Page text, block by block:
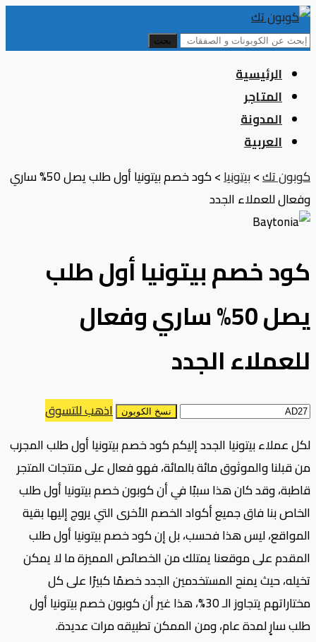
بحث
Skip
content
الرئيسية
المتاجر
المدونة
العربية
كوبون تك>بيتونيا>
كود خصم بيتونيا أول طلب يصل 50% ساري
وفعال للعملاء الجدد
كود خصم بيتونيا أول طلب
يصل 50% ساري وفعال
للعملاء الجدد
نسخ الكوبون
اذهب للتسوق
لكل عملاء بيتونيا الجدد إليكم كود خصم بيتونيا أول طلب المجرب
من قبلنا والموثوق مائة بالمائة، فهو فعال على منتجات المتجر
قاطبة، وقد كان هذا سببًا في أن كوبون خصم بيتونيا أول طلب
الخاص بنا فاق جميع أكواد الخصم الأخرى التي يروج إليها بقية
المواقع، ليس هذا فحسب، بل إن كود خصم بيتونيا أول طلب
المقدم على موقعنا يمتلك من الخصائص المميزة ما لا يمكن
تخيله، حيث يمنح المستخدمين الجدد خصمًا كبيرًا على كل
مختاراتهم يتجاوز الـ 30%، هذا غير أن كوبون خصم بيتونيا أول
طلب سارٍ لمدة عام، ومن الممكن تطبيقه مرات عديدة.